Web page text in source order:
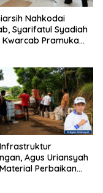
Nahkodai
Syarifatul Syadiah
Kwarcab Pramuka
Agus Uriansyah
Perbaikan